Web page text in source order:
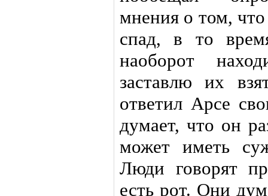
мнения о том,
спад, в то
наоборот
заставлю их
ответил Арсе
думает, что он
может иметь
Люди говорят
есть рот. Они